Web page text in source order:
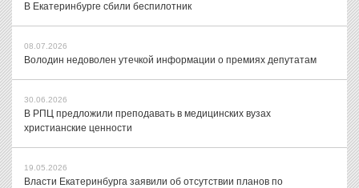
В Екатеринбурге сбили беспилотник
08.07.2026
Володин недоволен утечкой информации о премиях депутатам
30.06.2026
В РПЦ предложили преподавать в медицинских вузах
христианские ценности
19.05.2026
Власти Екатеринбурга заявили об отсутствии планов по